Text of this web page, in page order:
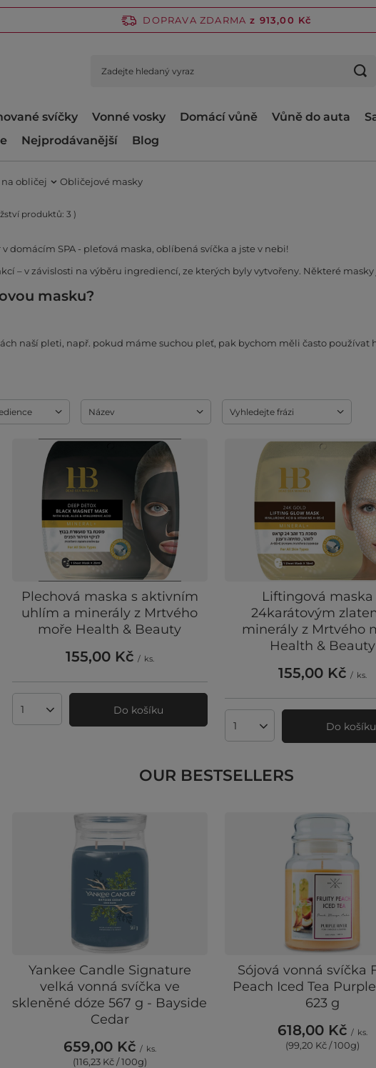
DOPRAVA ZDARMA z 913,00 Kč
svíčky Vonné vosky Domácí vůně Vůně do auta
Nejprodávanější Blog
obličej Obličejové masky
produktů: 3 )
domácím SPA - pleťová maska, oblíbená svíčka a jste v nebi!
– v závislosti na výběru ingrediencí, ze kterých byly vytvořeny. Některé
masku?
naší pleti, např. pokud máme suchou pleť, pak bychom měli často používat
Název Vyhledejte frázi
Plechová maska ​​s aktivním
uhlím a minerály z Mrtvého
moře Health & Beauty
155,00 Kč / ks.
Množství produktůDo košíku
Liftingová maska
24karátovým
minerály z Mrtvého
Health & Beauty
155,00 Kč / ks.
Množství produktůDo košíku
OUR BESTSELLERS
Yankee Candle Signature
velká vonná svíčka ve
skleněné dóze 567 g - Bayside
Cedar
659,00 Kč / ks.
(116,23 Kč / 100g)
Sójová vonná svíčka
Peach Iced Tea
623 g
618,00 Kč / ks.
(99,20 Kč / 100g)